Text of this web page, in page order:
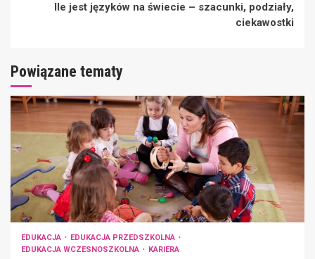
Ile jest języków na świecie – szacunki, podziały,
ciekawostki
Powiązane tematy
EDUKACJA
EDUKACJA PRZEDSZKOLNA
EDUKACJA WCZESNOSZKOLNA
KARIERA